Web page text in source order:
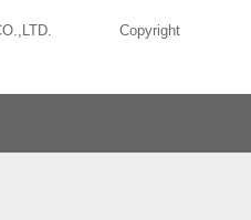
CO.,LTD. Copyright